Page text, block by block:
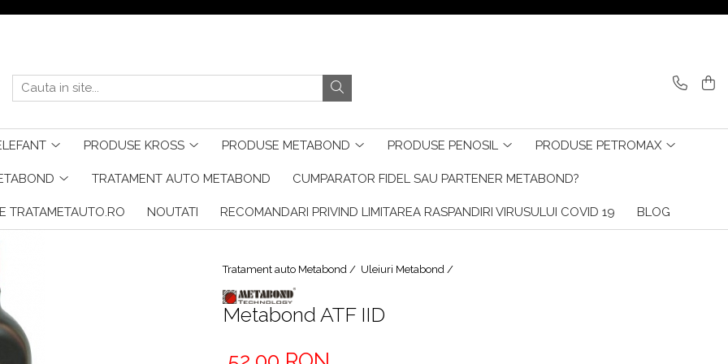
PRODUSE KROSS PRODUSE METABOND PRODUSE PENOSIL PRODUSE PETROMAX
TRATAMENT AUTO METABOND CUMPARATOR FIDEL SAU PARTENER METABOND?
TRATAMETAUTO.RO NOUTATI RECOMANDARI PRIVIND LIMITAREA RASPANDIRI VIRUSULUI COVID 19 BLOG
Tratament auto Metabond / Uleiuri Metabond /
Metabond ATF IID